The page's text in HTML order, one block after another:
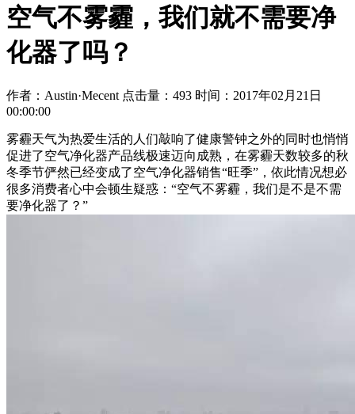
空气不雾霾，我们就不需要净
化器了吗？
作者：Austin·Mecent 点击量：493 时间：2017年02月21日
00:00:00
雾霾天气为热爱生活的人们敲响了健康警钟之外的同时也悄悄
促进了空气净化器产品线极速迈向成熟，在雾霾天数较多的秋
冬季节俨然已经变成了空气净化器销售“旺季”，依此情况想必
很多消费者心中会顿生疑惑：“空气不雾霾，我们是不是不需
要净化器了？”